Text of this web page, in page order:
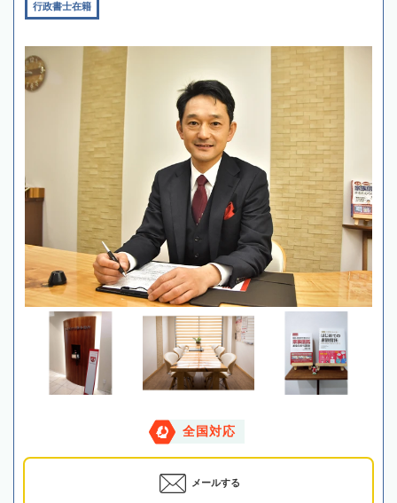
行政書士在籍
全国対応
メールする